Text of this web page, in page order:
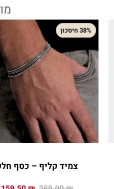
38% חיסכון
צמיד קליף – כסף